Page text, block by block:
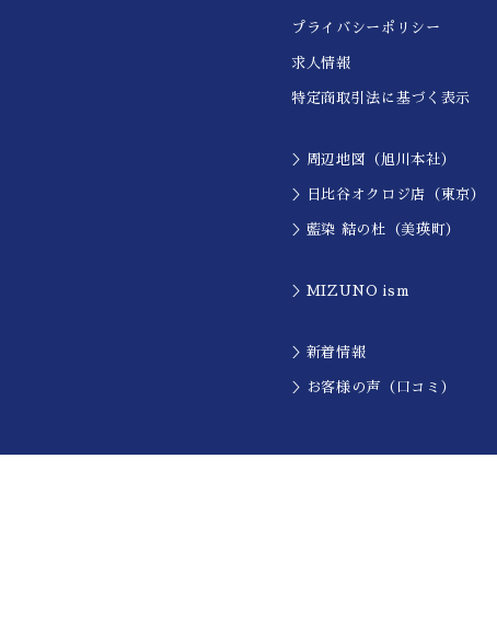
プライバシーポリシー
求人情報
特定商取引法に基づく表示
＞周辺地図（旭川本社）
＞日比谷オクロジ店（東京）
＞藍染 結の杜（美瑛町）
＞MIZUNO ism
＞新着情報
＞お客様の声（口コミ）